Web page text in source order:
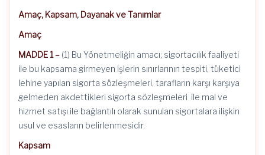
Amaç, Kapsam, Dayanak ve Tanımlar
Amaç
MADDE 1 – (1) Bu Yönetmeliğin amacı; sigortacılık faaliyeti
ile bu kapsama girmeyen işlerin sınırlarının tespiti, tüketici
lehine yapılan sigorta sözleşmeleri, tarafların karşı karşıya
gelmeden akdettikleri sigorta sözleşmeleri ile mal ve
hizmet satışı ile bağlantılı olarak sunulan sigortalara ilişkin
usul ve esasların belirlenmesidir.
Kapsam